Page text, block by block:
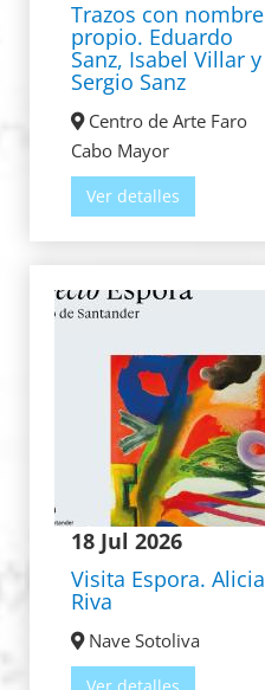
Trazos con nombre
propio. Eduardo
Sanz, Isabel Villar y
Sergio Sanz
Centro de Arte Faro
Cabo Mayor
Ver detalles
18 Jul 2026
Visita Espora. Alicia
Riva
Nave Sotoliva